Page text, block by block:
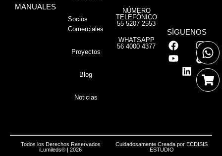
MANUALES
Socios
Comerciales
Proyectos
Blog
Noticias
NÚMERO
TELEFÓNICO
55 5207 2553
WHATSAPP
56 4000 4377
SÍGUENOS
Todos los Derechos Reservados
iLumileds® | 2026
Cuidadosamente Creada por ECDISIS
ESTUDIO